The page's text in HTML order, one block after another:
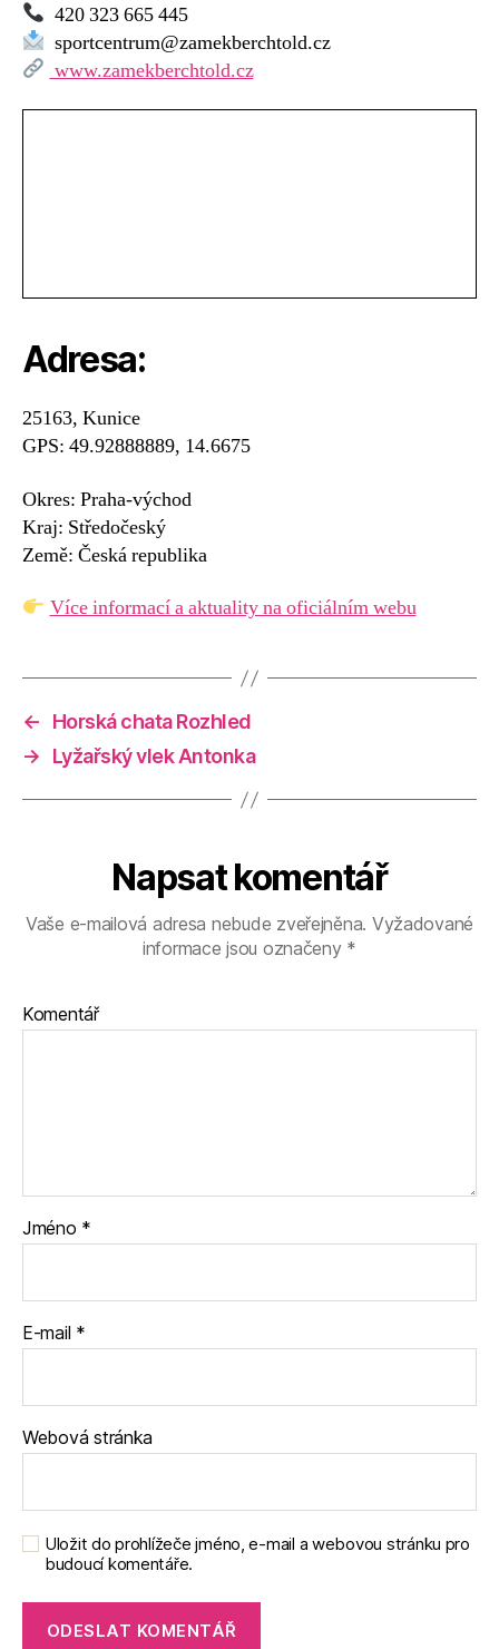
420 323 665 445
sportcentrum@zamekberchtold.cz
www.zamekberchtold.cz
Adresa:
25163, Kunice
GPS: 49.92888889, 14.6675
Okres: Praha-východ
Kraj: Středočeský
Země: Česká republika
Více informací a aktuality na oficiálním webu
←
Horská chata Rozhled
→
Lyžařský vlek Antonka
Napsat komentář
Vaše e-mailová adresa nebude zveřejněna. Vyžadované
informace jsou označeny *
Komentář
Jméno *
E-mail *
Webová stránka
Uložit do prohlížeče jméno, e-mail a webovou stránku pro
budoucí komentáře.